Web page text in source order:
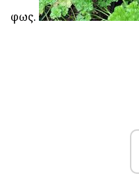
φως.